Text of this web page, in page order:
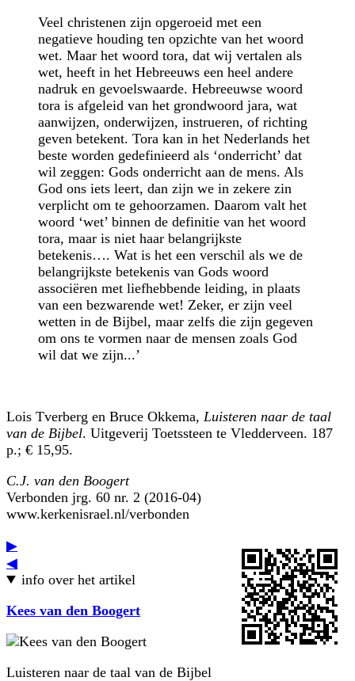
Veel christenen zijn opgeroeid met een
negatieve houding ten opzichte van het woord
wet. Maar het woord tora, dat wij vertalen als
wet, heeft in het Hebreeuws een heel andere
nadruk en gevoelswaarde. Hebreeuwse woord
tora is afgeleid van het grondwoord jara, wat
aanwijzen, onderwijzen, instrueren, of richting
geven betekent. Tora kan in het Nederlands het
beste worden gedefinieerd als ‘onderricht’ dat
wil zeggen: Gods onderricht aan de mens. Als
God ons iets leert, dan zijn we in zekere zin
verplicht om te gehoorzamen. Daarom valt het
woord ‘wet’ binnen de definitie van het woord
tora, maar is niet haar belangrijkste
betekenis…. Wat is het een verschil als we de
belangrijkste betekenis van Gods woord
associëren met lief­hebbende leiding, in plaats
van een bezwarende wet! Zeker, er zijn veel
wetten in de Bijbel, maar zelfs die zijn gegeven
om ons te vormen naar de mensen zoals God
wil dat we zijn...’
Lois Tverberg en Bruce Okkema, Luisteren naar de taal
van de Bijbel. Uitgeverij Toetssteen te Vledderveen. 187
p.; € 15,95.
C.J. van den Boogert
Verbonden jrg. 60 nr. 2 (2016-04)
www.kerkenisrael.nl/verbonden
▶
◀
info over het artikel
Kees van den Boogert
Luisteren naar de taal van de Bijbel